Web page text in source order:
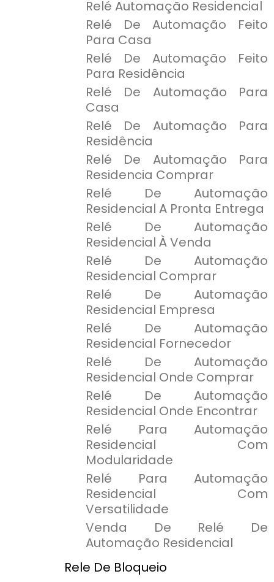
Relé Automação Residencial
Relé De Automação Feito
Para Casa
Relé De Automação Feito
Para Residência
Relé De Automação Para
Casa
Relé De Automação Para
Residência
Relé De Automação Para
Residencia Comprar
Relé De Automação
Residencial A Pronta Entrega
Relé De Automação
Residencial À Venda
Relé De Automação
Residencial Comprar
Relé De Automação
Residencial Empresa
Relé De Automação
Residencial Fornecedor
Relé De Automação
Residencial Onde Comprar
Relé De Automação
Residencial Onde Encontrar
Relé Para Automação
Residencial Com
Modularidade
Relé Para Automação
Residencial Com
Versatilidade
Venda De Relé De
Automação Residencial
Rele De Bloqueio